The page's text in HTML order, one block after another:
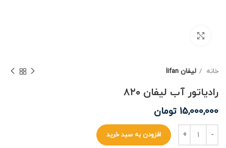
خانه لیفان lifan
رادیاتور آب لیفان ۸۲۰
15,000,000 تومان
افزودن به سبد خرید